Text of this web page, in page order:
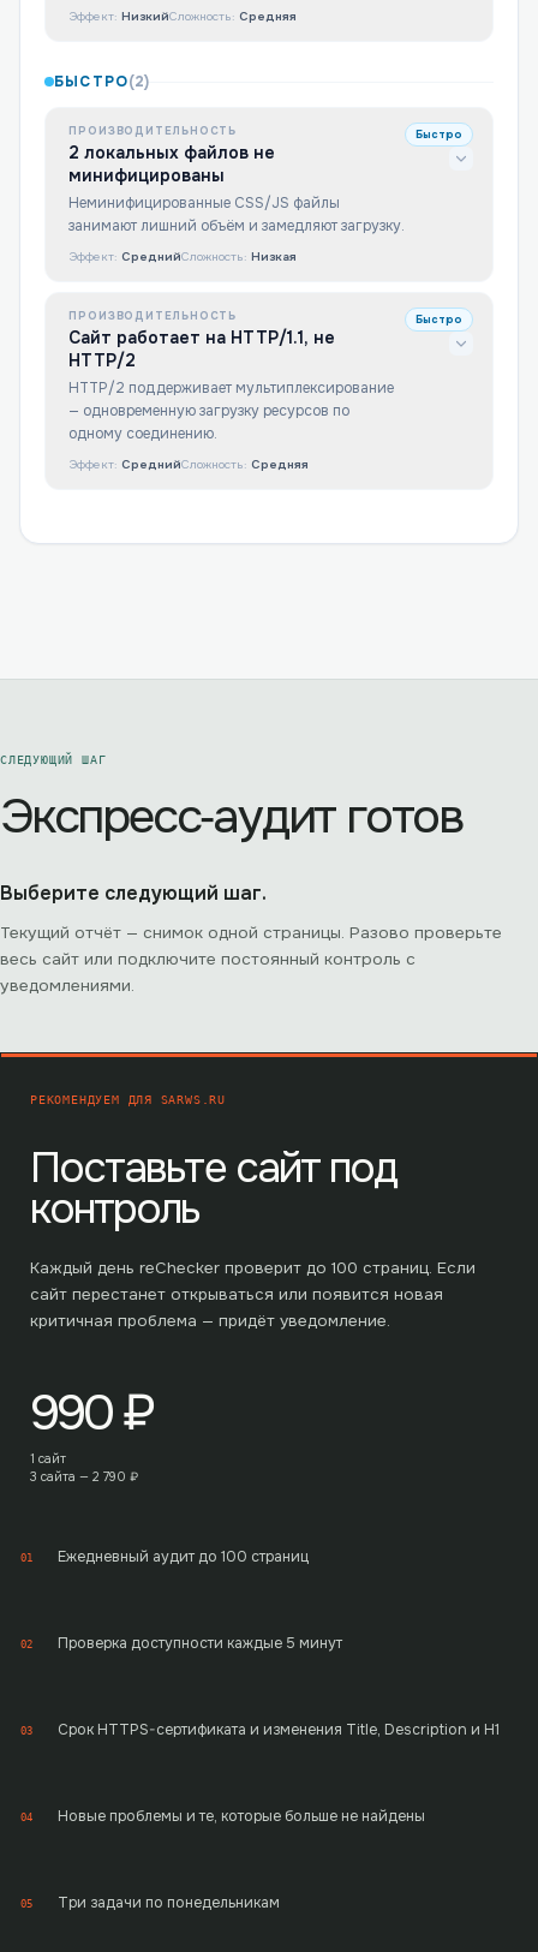
Эффект: НизкийСложность: Средняя
БЫСТРО(2)
ПРОИЗВОДИТЕЛЬНОСТЬ
2 локальных файлов не
минифицированы
Неминифицированные CSS/JS файлы
занимают лишний объём и замедляют загрузку.
Быстро
Эффект: СреднийСложность: Низкая
ПРОИЗВОДИТЕЛЬНОСТЬ
Сайт работает на HTTP/1.1, не
HTTP/2
HTTP/2 поддерживает мультиплексирование
— одновременную загрузку ресурсов по
одному соединению.
Быстро
Эффект: СреднийСложность: Средняя
СЛЕДУЮЩИЙ ШАГ
Экспресс‑аудит готов
Выберите следующий шаг.
Текущий отчёт — снимок одной страницы. Разово проверьте
весь сайт или подключите постоянный контроль с
уведомлениями.
РЕКОМЕНДУЕМ ДЛЯ SARWS.RU
Поставьте сайт под
контроль
Каждый день reChecker проверит до 100 страниц. Если
сайт перестанет открываться или появится новая
критичная проблема — придёт уведомление.
990₽
1 сайт
3 сайта — 2 790 ₽
01 Ежедневный аудит до 100 страниц
02 Проверка доступности каждые 5 минут
03 Срок HTTPS-сертификата и изменения Title, Description и H1
04 Новые проблемы и те, которые больше не найдены
05 Три задачи по понедельникам